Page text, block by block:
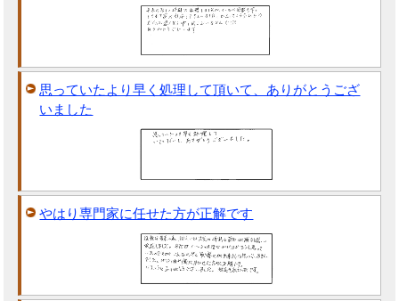
思っていたより早く処理して頂いて、ありがとうござ
いました
やはり専門家に任せた方が正解です